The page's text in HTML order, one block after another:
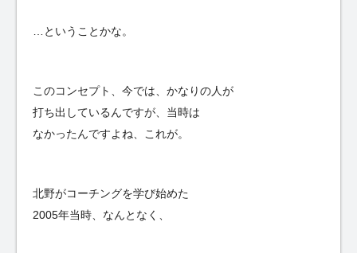
…ということかな。
このコンセプト、今では、かなりの人が
打ち出しているんですが、当時は
なかったんですよね、これが。
北野がコーチングを学び始めた
2005年当時、なんとなく、